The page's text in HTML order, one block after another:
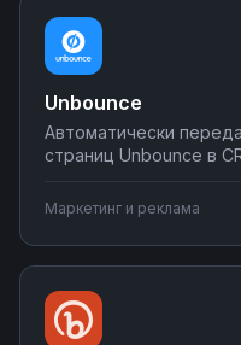
Unbounce
Автоматически
страниц Unbounce в
Исключите потерю
лидов. Настройте
программирования на
Маркетинг и реклама